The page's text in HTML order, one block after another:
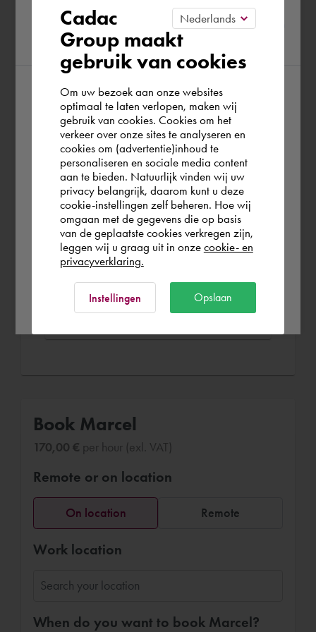
etwa 3 Jahren
Prettig samengewerkt, verschillende dingen
opgelost en besproken.
Basis voor een vervolg training en of suport,
vault gekoopeld aan auto cad en alles
gecontroleerd.
Cadac Organice Vault
Autodesk AutoCAD
Het integreren van default settings
Inventor 2013 naar 2024
Het ging om het overzetten van settings en
aandacht heeft voor de klant en ook gerichte
vragen stelt over wat je wilt. Als er weer een
issue zou zijn binnen Inventor, dan zou ik het
helemaal niet erg vinden indien Marcel weer
op de stoep staat.
Autodesk Inventor
products including AutoCAD and Inventor.
I like to take on challenges and know
how to make them a success.
Manufacturing Consultant
Cadac Group Jan. 1997 - Present (29
years 6 months)
As an enthusiastic technician, I have been
working at Cadac Group for over 20
years. In those 20 years I have gained a
lot of experience with various Autodesk
products including AutoCAD and Inventor.
I like to take on challenges and know
how to make them a success.
Book Marcel
170,00 € per hour (exl. VAT)
Remote or on location
On location Remote
Work location
When do you want to book Marcel?
Please confirm your current
region
According to us you are situated in Rest of
the world. Please confirm in which country
you wish to shop.
Schweiz
Rest of the world
Cadac
Group maakt
gebruik van cookies
Om uw bezoek aan onze websites
optimaal te laten verlopen, maken wij
gebruik van cookies. Cookies om het
verkeer over onze sites te analyseren en
cookies om (advertentie)inhoud te
personaliseren en sociale media content
aan te bieden. Natuurlijk vinden wij uw
privacy belangrijk, daarom kunt u deze
cookie-instellingen zelf beheren. Hoe wij
omgaan met de gegevens die op basis
van de geplaatste cookies verkregen zijn,
leggen wij u graag uit in onze cookie- en
privacyverklaring.
Instellingen Opslaan